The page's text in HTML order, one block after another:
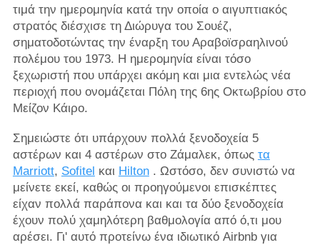
τιμά την ημερομηνία κατά την οποία ο αιγυπτιακός
στρατός διέσχισε τη Διώρυγα του Σουέζ,
σηματοδοτώντας την έναρξη του Αραβοϊσραηλινού
πολέμου του 1973. Η ημερομηνία είναι τόσο
ξεχωριστή που υπάρχει ακόμη και μια εντελώς νέα
περιοχή που ονομάζεται Πόλη της 6ης Οκτωβρίου στο
Μείζον Κάιρο.
Σημειώστε ότι υπάρχουν πολλά ξενοδοχεία 5
αστέρων και 4 αστέρων στο Ζάμαλεκ, όπως τα
Marriott, Sofitel και Hilton. Ωστόσο, δεν συνιστώ να
μείνετε εκεί, καθώς οι προηγούμενοι επισκέπτες
είχαν πολλά παράπονα και και τα δύο ξενοδοχεία
έχουν πολύ χαμηλότερη βαθμολογία από ό,τι μου
αρέσει. Γι' αυτό προτείνω ένα ιδιωτικό Airbnb για